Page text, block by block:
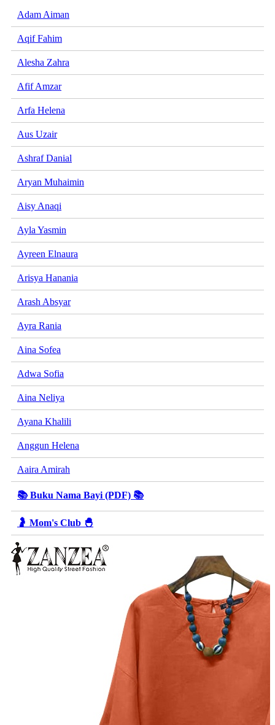
Adam Aiman
Aqif Fahim
Alesha Zahra
Afif Amzar
Arfa Helena
Aus Uzair
Ashraf Danial
Aryan Muhaimin
Aisy Anaqi
Ayla Yasmin
Ayreen Elnaura
Arisya Hanania
Arash Absyar
Ayra Rania
Aina Sofea
Adwa Sofia
Aina Neliya
Ayana Khalili
Anggun Helena
Aaira Amirah
📚 Buku Nama Bayi (PDF) 📚
🤰 Mom's Club 🐣